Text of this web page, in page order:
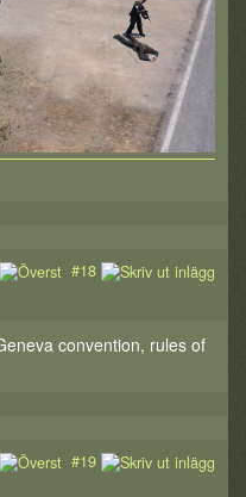
#18
convention, rules of
#19